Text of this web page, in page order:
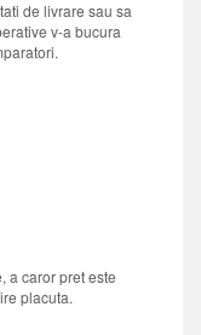
de livrare sau sa
v-a bucura
a caror pret este
placuta.